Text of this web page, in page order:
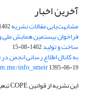
آخرین اخبار
مشابهت‌یابی مقالات نشریه11-01
فراخوان بیستمین همایش ملی
ساخت و تولید1402-08-15
به کانال اطلاع رسانی انجمن
info_smeir1395-06-19
این نشریه از قوانین COPE تبعیت میکند.